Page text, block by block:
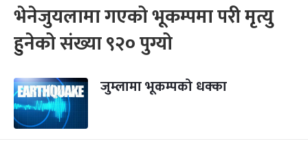
भेनेजुयलामा गएको भूकम्पमा परी मृत्यु
हुनेको संख्या ९२० पुग्यो
जुम्लामा भूकम्पको धक्का